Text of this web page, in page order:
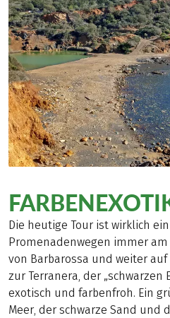
Die heutige Tour ist wirklich
Promenadenwegen immer
von Barbarossa und weiter
zur Terranera, der „schwarzen
exotisch und farbenfroh. Ein
Meer, der schwarze Sand und